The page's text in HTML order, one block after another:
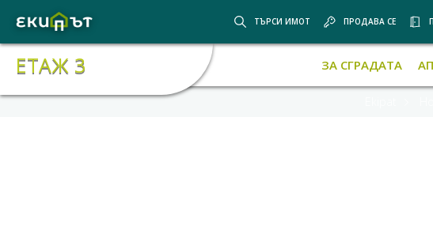
ТЪРСИ ИМОТ ПРОДАВА СЕ
ЕТАЖ 3 ЗА СГРАДАТА